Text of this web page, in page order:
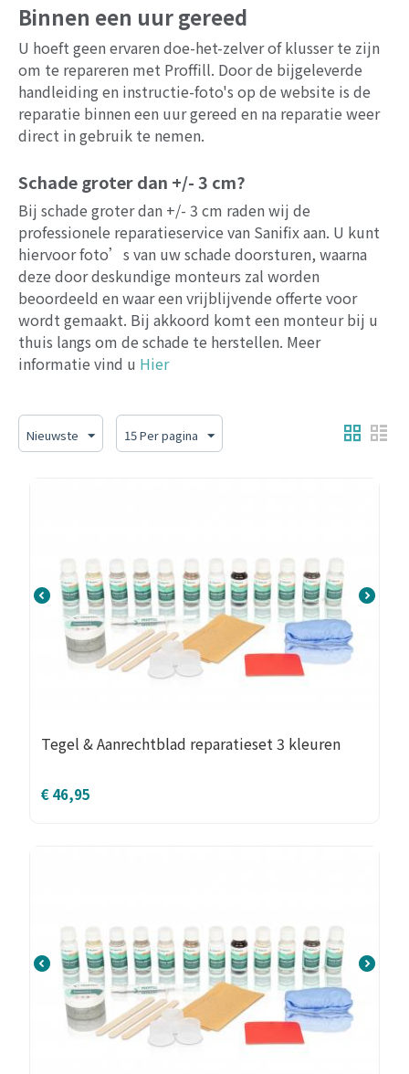
Binnen een uur gereed
U hoeft geen ervaren doe-het-zelver of klusser te zijn
om te repareren met Proffill. Door de bijgeleverde
handleiding en instructie-foto's op de website is de
reparatie binnen een uur gereed en na reparatie weer
direct in gebruik te nemen.
Schade groter dan +/- 3 cm?
Bij schade groter dan +/- 3 cm raden wij de
professionele reparatieservice van Sanifix aan. U kunt
hiervoor foto’s van uw schade doorsturen, waarna
deze door deskundige monteurs zal worden
beoordeeld en waar een vrijblijvende offerte voor
wordt gemaakt. Bij akkoord komt een monteur bij u
thuis langs om de schade te herstellen. Meer
informatie vind u Hier
Nieuwste 15 Per pagina
Tegel & Aanrechtblad reparatieset 3 kleuren
€46,95